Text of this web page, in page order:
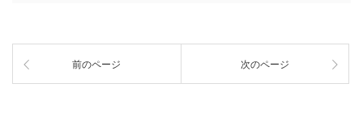
前のページ 次のページ